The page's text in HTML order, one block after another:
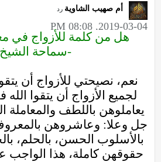
أم صهيب الشاوية رد
2019-03-04, 08:08 PM
هل من كلمة للأزواج في
-سماحة
نعم، نصيحتي للأزواج أن
لجميع الأزواج أن يتقوا
يعاملوهن باللطف والمعاملة
جل وعلا: وعاشروهن
بالأسلوب الحسن، بالحلم،
حقوقهن كاملة، هذا الواجب